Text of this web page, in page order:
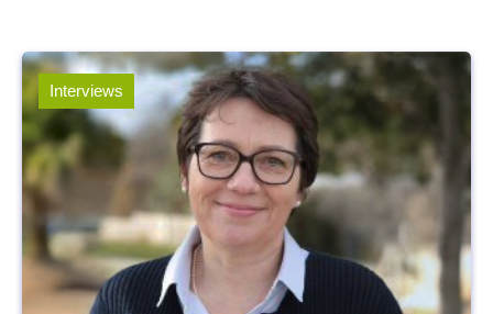
Interviews